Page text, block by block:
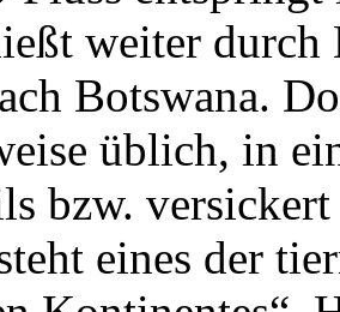
weiter
Botswana.
üblich, in
bzw.
eines der